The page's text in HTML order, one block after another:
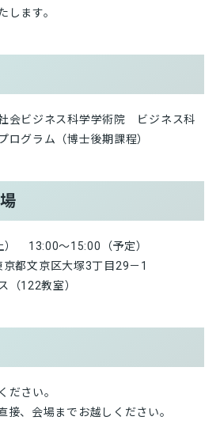
します。
会ビジネス科学学術院 ビジネス科
グラム（博士後期課程）
13:00～15:00（予定）
都文京区大塚3丁目29－1
（122教室）
ださい。
接、会場までお越しください。